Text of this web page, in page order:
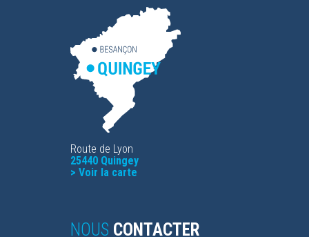
Route de Lyon
25440 Quingey
> Voir la carte
NOUS CONTACTER